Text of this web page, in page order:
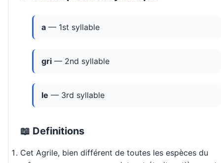
a — 1st syllable
gri — 2nd syllable
le — 3rd syllable
📖 Definitions
Cet Agrile, bien différent de toutes les espèces du